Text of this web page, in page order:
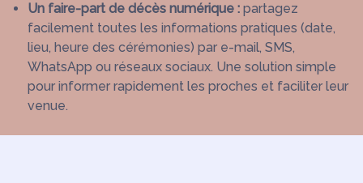
Un faire-part de décès numérique : partagez
facilement toutes les informations pratiques (date,
lieu, heure des cérémonies) par e-mail, SMS,
WhatsApp ou réseaux sociaux. Une solution simple
pour informer rapidement les proches et faciliter leur
venue.